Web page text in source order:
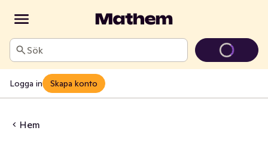
Sök
Logga in Skapa konto
Hem